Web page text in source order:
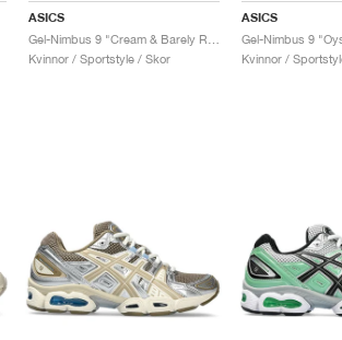
ASICS
Kvinnor / Sportstyle / Skor
ASICS
Kvinnor /